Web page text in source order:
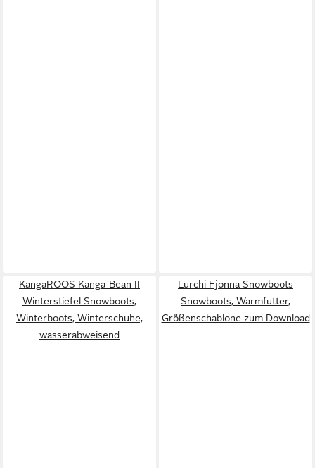
KangaROOS Kanga-Bean II
Winterstiefel Snowboots,
Winterboots, Winterschuhe,
wasserabweisend
Lurchi Fjonna Snowboots
Snowboots, Warmfutter,
Größenschablone zum Download